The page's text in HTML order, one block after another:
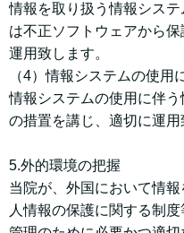
情報を取り扱う情報シス
は不正ソフトウェアから
運用致します。
（4）情報システムの使用
情報システムの使用に伴
の措置を講じ、適切に運用
5.外的環境の把握
当院が、外国において情
人情報の保護に関する制